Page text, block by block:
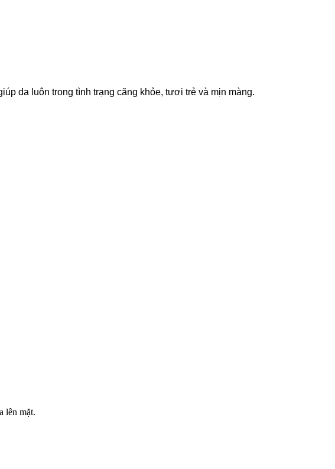
da luôn trong tình trạng căng khỏe, tươi trẻ và mịn màng.
lên mặt.